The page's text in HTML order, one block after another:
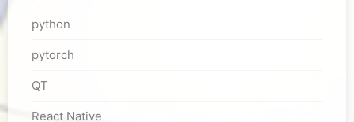
python
pytorch
QT
React Native